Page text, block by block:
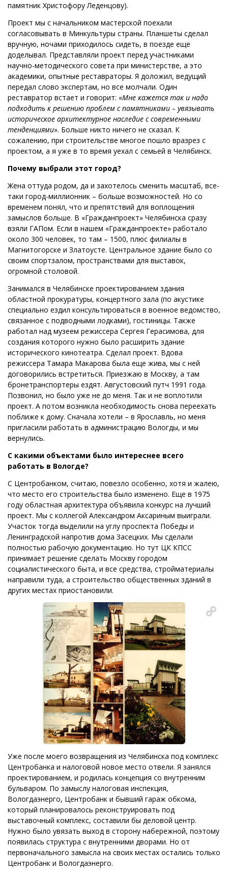
памятник Христофору Леденцову).
Проект мы с начальником мастерской поехали
согласовывать в Минкультуры страны. Планшеты сделал
вручную, ночами приходилось сидеть, в поезде еще
доделывал. Представляли проект перед участниками
научно-методического совета при министерстве, а это
академики, опытные реставраторы. Я доложил, ведущий
передал слово экспертам, но все молчали. Один
реставратор встает и говорит: «Мне кажется так и надо
подходить к решению проблем с памятниками – увязывать
историческое архитектурное наследие с современными
тенденциями». Больше никто ничего не сказал. К
сожалению, при строительстве многое пошло вразрез с
проектом, а я уже в то время уехал с семьей в Челябинск.
Почему выбрали этот город?
Жена оттуда родом, да и захотелось сменить масштаб, все-
таки город-миллионник – больше возможностей. Но со
временем понял, что и препятствий для воплощения
замыслов больше. В «Гражданпроект» Челябинска сразу
взяли ГАПом. Если в нашем «Гражданпроекте» работало
около 300 человек, то там – 1500, плюс филиалы в
Магнитогорске и Златоусте. Центральное здание было со
своим спортзалом, пространствами для выставок,
огромной столовой.
Занимался в Челябинске проектированием здания
областной прокуратуры, концертного зала (по акустике
специально ездил консультироваться в военное ведомство,
связанное с подводными лодками), гостиницы. Также
работал над музеем режиссера Сергея Герасимова, для
создания которого нужно было расширить здание
исторического кинотеатра. Сделал проект. Вдова
режиссера Тамара Макарова была еще жива, мы с ней
договорились встретиться. Приезжаю в Москву, а там
бронетранспортеры ездят. Августовский путч 1991 года.
Позвонил, но было уже не до меня. Так и не воплотили
проект. А потом возникла необходимость снова переехать
поближе к дому. Сначала хотели – в Ярославль, но меня
пригласили работать в администрацию Вологды, и мы
вернулись.
С какими объектами было интереснее всего
работать в Вологде?
С Центробанком, считаю, повезло особенно, хотя и жалею,
что место его строительства было изменено. Еще в 1975
году областная архитектура объявила конкурс на лучший
проект. Мы с коллегой Александром Аксариным выиграли.
Участок тогда выделили на углу проспекта Победы и
Ленинградской напротив дома Засецких. Мы сделали
полностью рабочую документацию. Но тут ЦК КПСС
принимает решение сделать Москву городом
социалистического быта, и все средства, стройматериалы
направили туда, а строительство общественных зданий в
других местах приостановили.
Уже после моего возвращения из Челябинска под комплекс
Центробанка и налоговой новое место отвели. Я занялся
проектированием, и родилась концепция со внутренним
бульваром. По замыслу налоговая инспекция,
Вологдаэнерго, Центробанк и бывший гараж обкома,
который планировалось реконструировать под
выставочный комплекс, составили бы деловой центр.
Нужно было увязать выход в сторону набережной, поэтому
появилась структура с внутренними дворами. Но от
первоначального замысла на своих местах остались только
Центробанк и Вологдаэнерго.